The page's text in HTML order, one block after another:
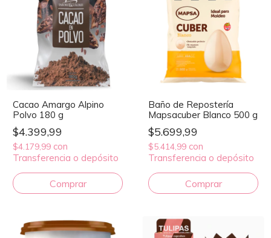
Cacao Amargo Alpino
Polvo 180 g
$4.399,99
$4.179,99 con
Transferencia o depósito
Baño de Repostería
Mapsacuber Blanco 500 g
$5.699,99
$5.414,99 con
Transferencia o depósito